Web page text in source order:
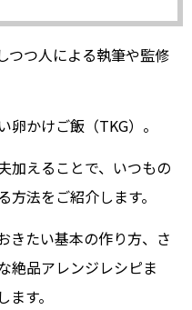
つつ人による執筆や監修
かけご飯（TKG）。
加えることで、いつもの
法をご紹介します。
きたい基本の作り方、さ
絶品アレンジレシピま
す。